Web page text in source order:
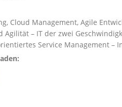
Cloud Management, Agile
Agilität – IT der zwei
Service Management –